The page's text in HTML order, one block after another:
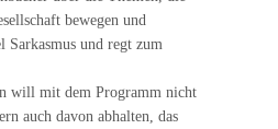
bewegen und
Sarkasmus und regt zum
will mit dem Programm nicht
auch davon abhalten, das